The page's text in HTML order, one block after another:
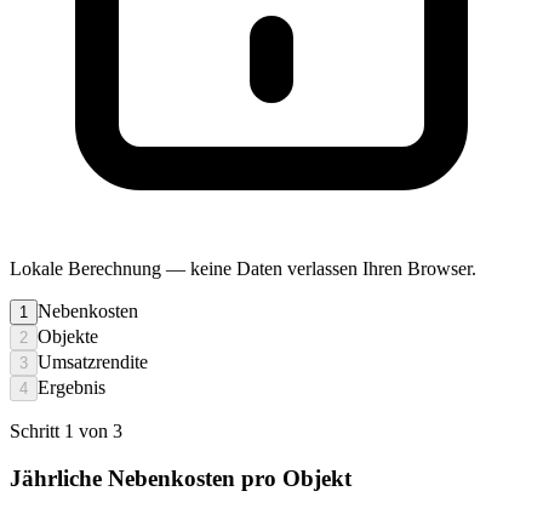
Lokale Berechnung — keine Daten verlassen Ihren Browser.
1 Nebenkosten
2 Objekte
3 Umsatzrendite
4 Ergebnis
Schritt 1 von 3
Jährliche Nebenkosten pro Objekt